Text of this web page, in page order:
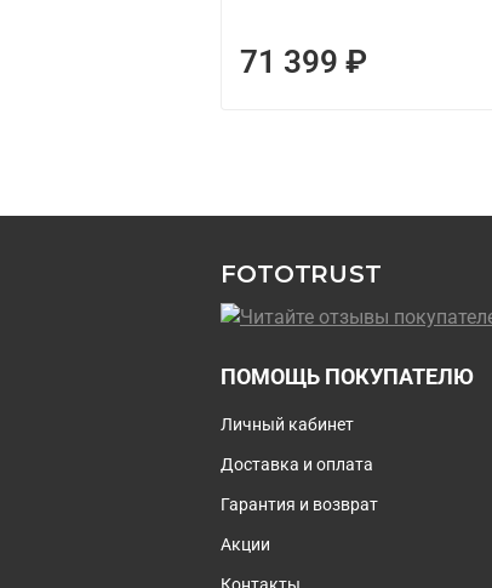
71 399 ₽
FOTOTRUST
ПОМОЩЬ ПОКУПАТЕЛЮ
Личный кабинет
Доставка и оплата
Гарантия и возврат
Акции